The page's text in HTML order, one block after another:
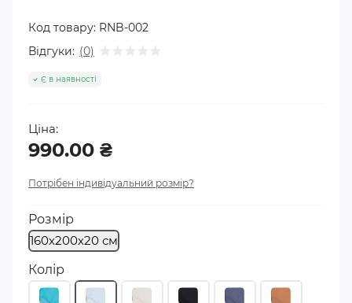
Код товару: RNB-002
Відгуки: (0)
Є в наявності
Ціна:
990.00 ₴
Потрібен індивідуальний розмір?
Розмір
160х200х20 см
Колір